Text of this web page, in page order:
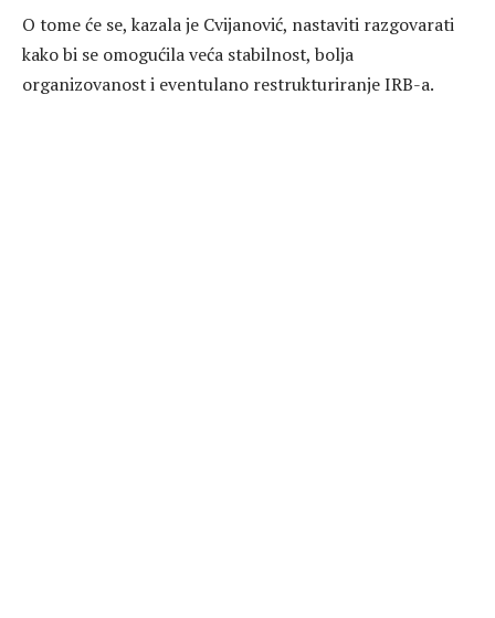
O tome će se, kazala je Cvijanović, nastaviti razgovarati
kako bi se omogućila veća stabilnost, bolja
organizovanost i eventulano restrukturiranje IRB-a.